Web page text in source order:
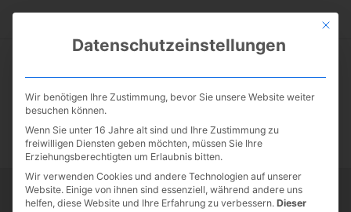
Startseite Tipps Tutorials Tests
Mit
Datenschutzeinstellungen
Wir benötigen Ihre Zustimmung, bevor Sie unsere Website weiter
besuchen können.
Wenn Sie unter 16 Jahre alt sind und Ihre Zustimmung zu
freiwilligen Diensten geben möchten, müssen Sie Ihre
Erziehungsberechtigten um Erlaubnis bitten.
Wir verwenden Cookies und andere Technologien auf unserer
Website. Einige von ihnen sind essenziell, während andere uns
helfen, diese Website und Ihre Erfahrung zu verbessern. Dieser